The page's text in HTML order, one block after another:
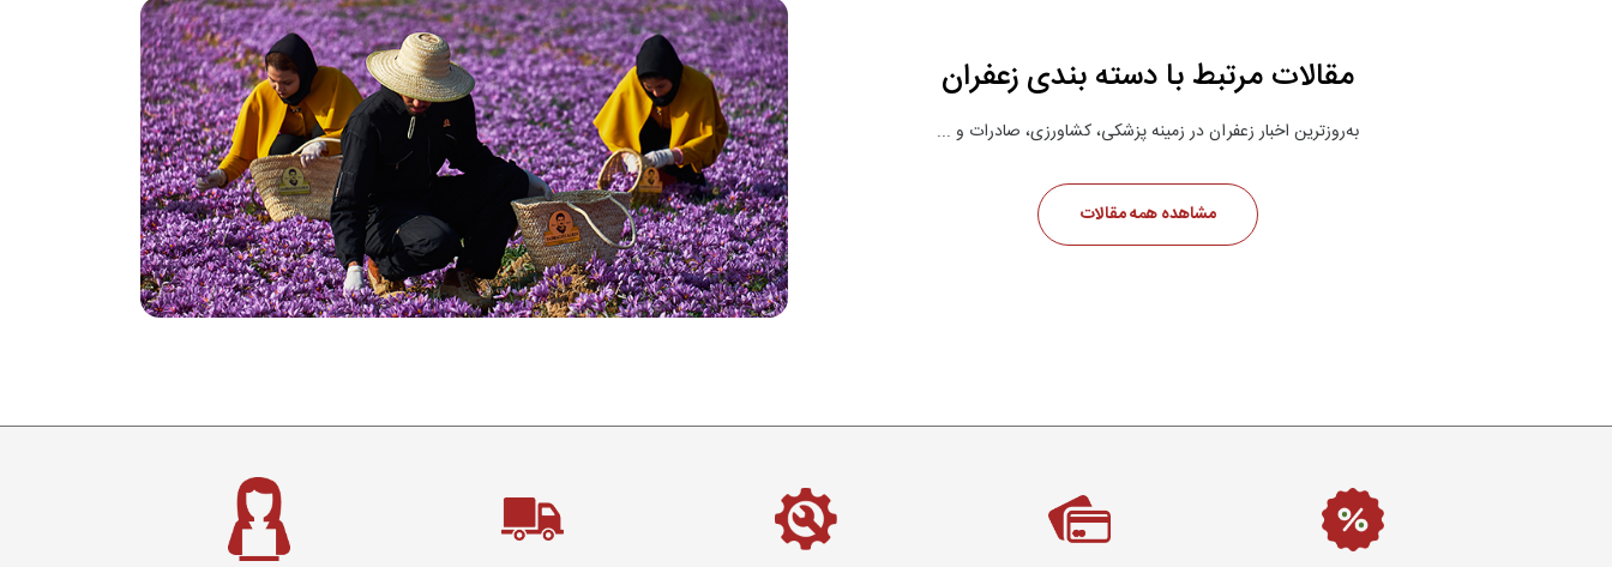
مقالات مرتبط با دسته بندی زعفران
به‌روزترین اخبار زعفران در زمینه پزشکی، کشاورزی، صادرات و ...
مشاهده همه مقالات